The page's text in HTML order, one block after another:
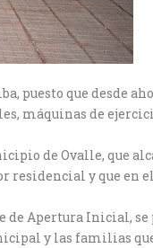
puesto que desde
máquinas de
de Ovalle, que
residencial y que
de Apertura Inicial,
y las familias